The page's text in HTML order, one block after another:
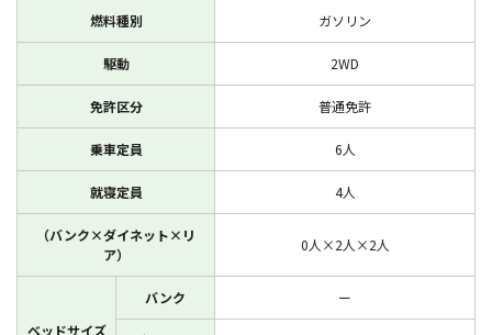
燃料種別 ガソリン
駆動 2WD
免許区分 普通免許
乗車定員 6人
就寝定員 4人
（バンク×ダイネット×リ
ア）
0人×2人×2人
ベッドサイズ
バンク ー